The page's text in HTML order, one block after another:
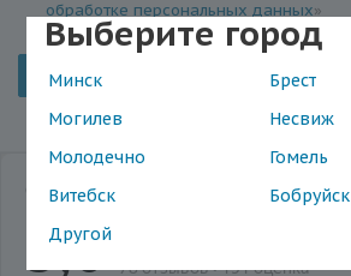
Выберите город
Минск
Брест
Могилев
Несвиж
Молодечно
Гомель
Витебск
Бобруйск
Другой
обработке персональных данных»